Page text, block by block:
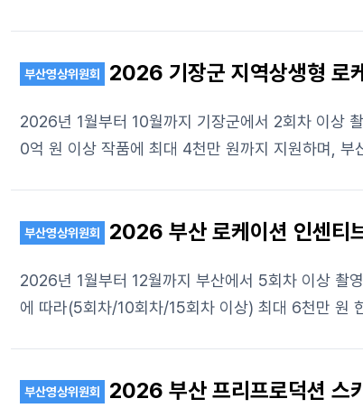
부산영상위원회 2026 기장군 지역상생형 로
2026년 1월부터 10월까지 기장군에서 2회차 이상 촬
0억 원 이상 작품에 최대 4천만 원까지 지원하며, 부
부산영상위원회 2026 부산 로케이션 인센티
2026년 1월부터 12월까지 부산에서 5회차 이상 촬영
에 따라(5회차/10회차/15회차 이상) 최대 6천만 원
부산영상위원회 2026 부산 프리프로덕션 스